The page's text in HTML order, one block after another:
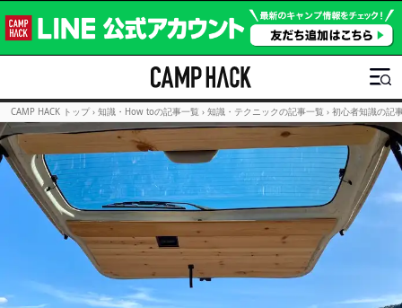
CAMP HACK トップ › 知識・How toの記事一覧 › 知識・テクニックの記事一覧 › 初心者知識の記